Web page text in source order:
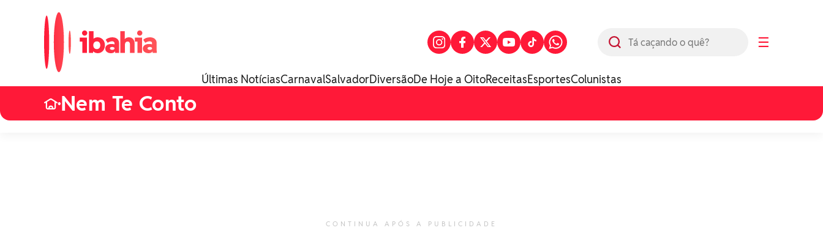
☰
Últimas NotíciasCarnavalSalvadorDiversãoDe Hoje a OitoReceitasEsportesColunistas
•Nem Te Conto
CONTINUA APÓS A PUBLICIDADE